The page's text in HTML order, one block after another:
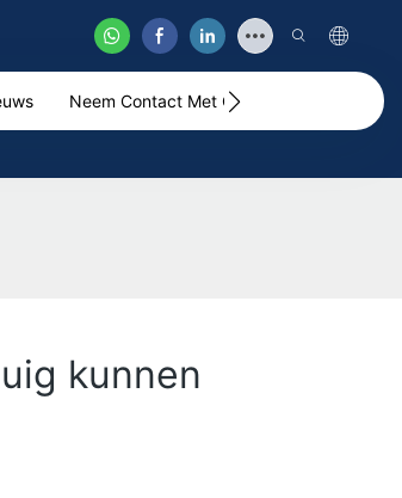
Neem Contact Met Ons Op
kunnen